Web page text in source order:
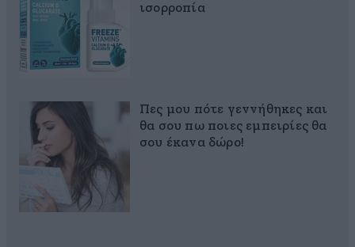
ισορροπία
Πες μου πότε γεννήθηκες και
θα σου πω ποιες εμπειρίες θα
σου έκανα δώρο!